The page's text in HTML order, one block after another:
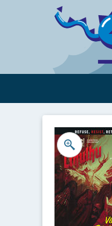
Viser overlay for